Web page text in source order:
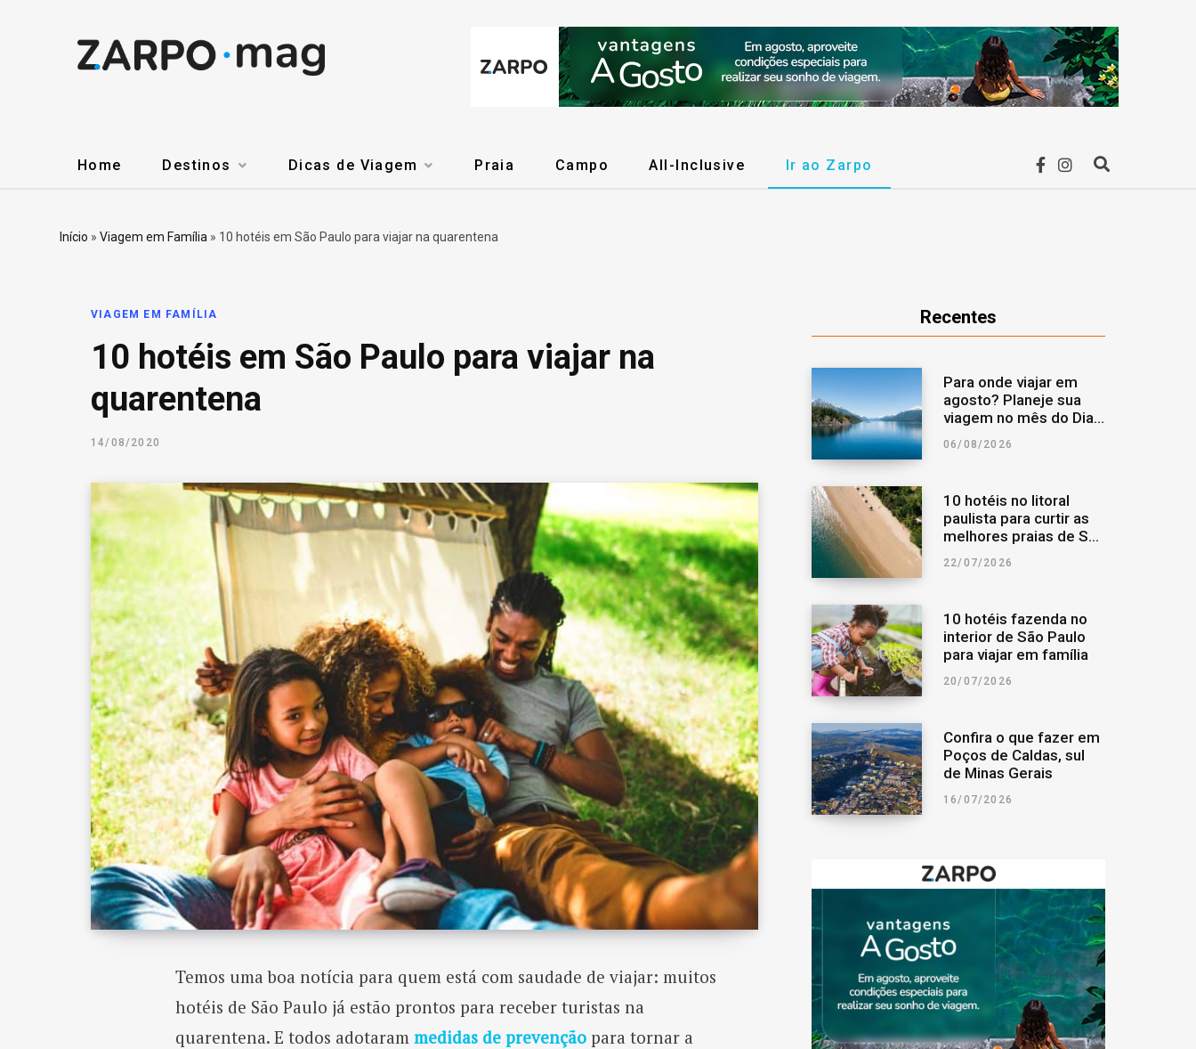
F
b
o
o
I
a
g
r
m
Home Destinos Dicas de Viagem Praia Campo All-Inclusive Ir ao Zarpo
Início »Viagem em Família » 10 hotéis em São Paulo para viajar na quarentena
VIAGEM EM FAMÍLIA
10 hotéis em São Paulo para viajar na
quarentena
14/08/2020
Temos uma boa notícia para quem está com saudade de viajar: muitos
hotéis de São Paulo já estão prontos para receber turistas na
quarentena. E todos adotaram medidas de prevençãopara tornar a
Recentes
Para onde viajar em
agosto? Planeje sua
viagem no mês do Dia
dos Pais
06/08/2026
10 hotéis no litoral
paulista para curtir as
melhores praias de São
Paulo
22/07/2026
10 hotéis fazenda no
interior de São Paulo
para viajar em família
20/07/2026
Confira o que fazer em
Poços de Caldas, sul
de Minas Gerais
16/07/2026